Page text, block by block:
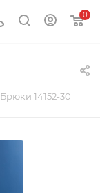
0
Брюки 14152-30